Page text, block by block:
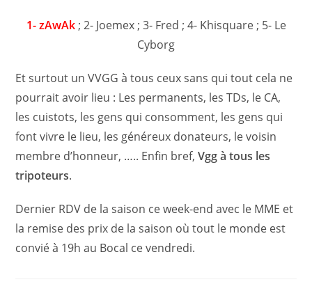
1- zAwAk ; 2- Joemex ; 3- Fred ; 4- Khisquare ; 5- Le
Cyborg
Et surtout un VVGG à tous ceux sans qui tout cela ne
pourrait avoir lieu : Les permanents, les TDs, le CA,
les cuistots, les gens qui consomment, les gens qui
font vivre le lieu, les généreux donateurs, le voisin
membre d’honneur, ….. Enfin bref, Vgg à tous les
tripoteurs.
Dernier RDV de la saison ce week-end avec le MME et
la remise des prix de la saison où tout le monde est
convié à 19h au Bocal ce vendredi.